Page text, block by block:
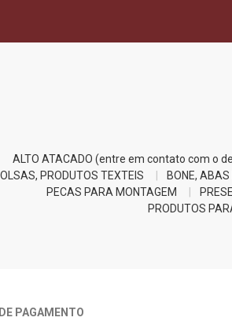
ALTO ATACADO (entre em contato com o
PRODUTOS TEXTEIS
BONE, ABAS
PECAS PARA MONTAGEM
PRODUTOS
PAGAMENTO